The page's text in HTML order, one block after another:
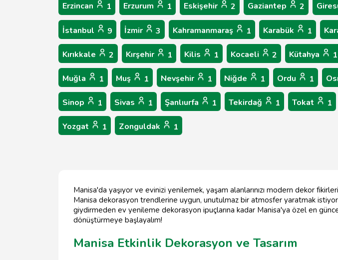
Erzincan 1 Erzurum 1 Eskişehir 2 Gaziantep 2
İstanbul 9 İzmir 3 Kahramanmaraş 1 Karabük 1
Kırıkkale 2 Kırşehir 1 Kilis 1 Kocaeli 2 Kütahya 1
Muğla 1 Muş 1 Nevşehir 1 Niğde 1 Ordu 1
Sinop 1 Sivas 1 Şanlıurfa 1 Tekirdağ 1 Tokat 1
Yozgat 1 Zonguldak 1
Manisa'da yaşıyor ve evinizi yenilemek, yaşam alanlarınızı modern dekor
Manisa dekorasyon trendlerine uygun, unutulmaz bir atmosfer yaratmak
giydirmeden ev yenileme dekorasyon ipuçlarına kadar Manisa'ya özel en
dönüştürmeye başlayalım!
Manisa Etkinlik Dekorasyon ve Tasarım